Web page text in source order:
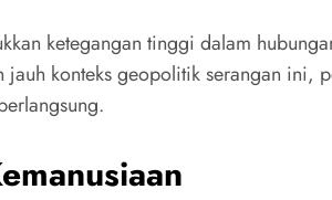
ketegangan tinggi dalam
konteks geopolitik serangan ini,